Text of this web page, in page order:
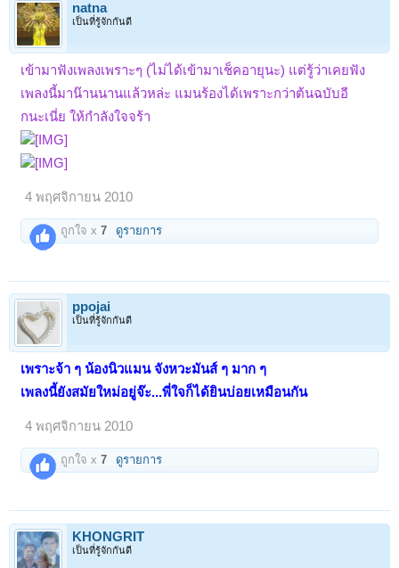
natna
เป็นที่รู้จักกันดี
เข้ามาฟังเพลงเพราะๆ (ไม่ได้เข้ามาเช็คอายุนะ) แต่รู้ว่าเคยฟัง
เพลงนี้มาน๊านนานแล้วหล่ะ แมนร้องได้เพราะกว่าต้นฉบับอี
กนะเนี่ย ให้กำลังใจจร้า
4 พฤศจิกายน 2010
ถูกใจ x7 ดูรายการ
ppojai
เป็นที่รู้จักกันดี
เพราะจ้า ๆ น้องนิวแมน จังหวะมันส์ ๆ มาก ๆ
เพลงนี้ยังสมัยใหม่อยู่จ๊ะ...พี่ใจก็ได้ยินบ่อยเหมือนกัน
4 พฤศจิกายน 2010
ถูกใจ x7 ดูรายการ
KHONGRIT
เป็นที่รู้จักกันดี